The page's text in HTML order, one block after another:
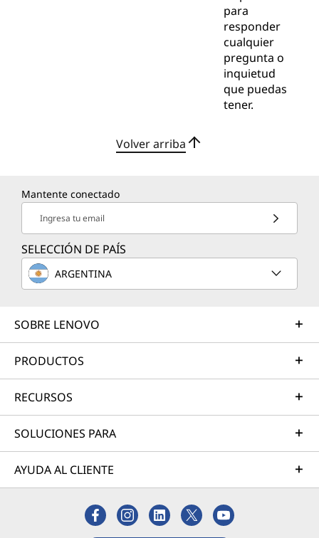
para
responder
cualquier
pregunta o
inquietud
que puedas
tener.
Volver arriba
Mantente conectado
Ingresa tu email
SELECCIÓN DE PAÍS
ARGENTINA
SOBRE LENOVO
PRODUCTOS
RECURSOS
SOLUCIONES PARA
AYUDA AL CLIENTE